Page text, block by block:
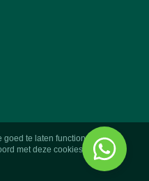
goed te laten functioneren.
met deze cookies.
Meer